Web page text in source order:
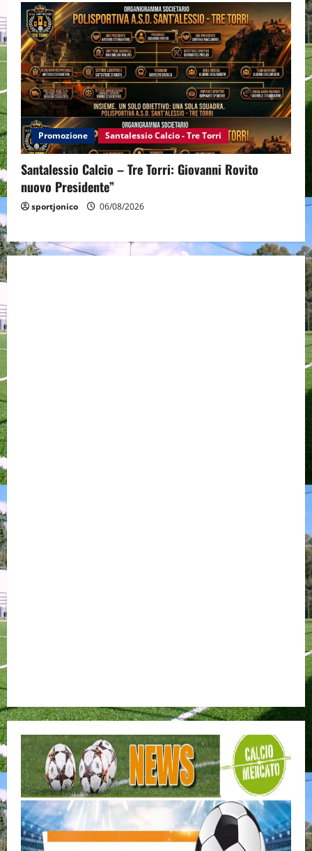
Promozione Santalessio Calcio - Tre Torri
Santalessio Calcio – Tre Torri: Giovanni Rovito
nuovo Presidente”
sportjonico 06/08/2026